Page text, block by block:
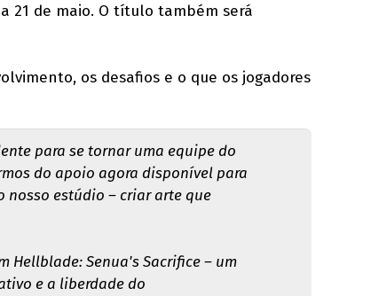
21 de maio. O título também será
os desafios e o que os jogadores
para se tornar uma equipe do
do apoio agora disponível para
nosso estúdio – criar arte que
Hellblade: Senua's Sacrifice – um
e a liberdade do